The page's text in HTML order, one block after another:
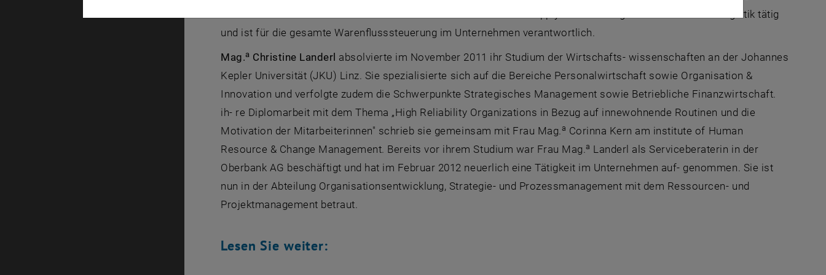
Motivation der Mitarbeiterinnen". Seit Dezember 2010 ist sie im Supply Chain Management der Pfeiffer Logistik tätig
und ist für die gesamte Warenflusssteuerung im Unternehmen verantwortlich.
Mag.a Christine Landerl absolvierte im November 2011 ihr Studium der Wirtschafts- wissenschaften an der Johannes
Kepler Universität (JKU) Linz. Sie spezialisierte sich auf die Bereiche Personalwirtschaft sowie Organisation &
Innovation und verfolgte zudem die Schwerpunkte Strategisches Management sowie Betriebliche Finanzwirtschaft.
ih- re Diplomarbeit mit dem Thema „High Reliability Organizations in Bezug auf innewohnende Routinen und die
Motivation der Mitarbeiterinnen" schrieb sie gemeinsam mit Frau Mag.a Corinna Kern am institute of Human
Resource & Change Management. Bereits vor ihrem Studium war Frau Mag.a Landerl als Serviceberaterin in der
Oberbank AG beschäftigt und hat im Februar 2012 neuerlich eine Tätigkeit im Unternehmen auf- genommen. Sie ist
nun in der Abteilung Organisationsentwicklung, Strategie- und Prozessmanagement mit dem Ressourcen- und
Projektmanagement betraut.
Lesen Sie weiter: